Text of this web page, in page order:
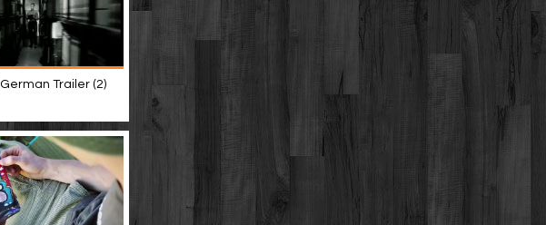
Trailer (2)